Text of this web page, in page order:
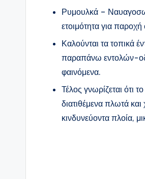
Ρυμουλκά –
ετοιμότητα για
Καλούνται τα τοπικά
παραπάνω εντολών-
φαινόμενα.
Τέλος γνωρίζεται ότι
διατιθέμενα πλωτά
κινδυνεύοντα πλοία,